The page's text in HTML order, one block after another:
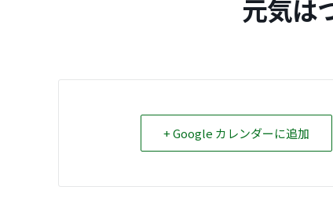
元気は
+ Google カレンダーに追加